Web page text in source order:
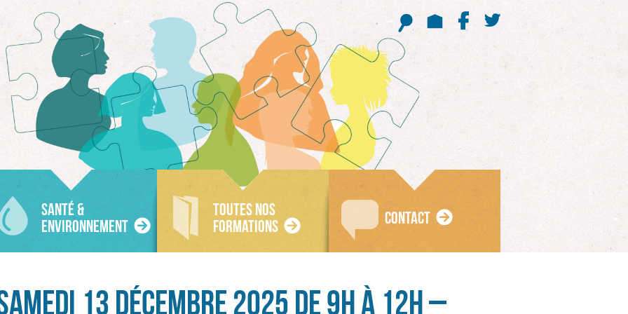
Recherche Twitter
SANTÉ &
ENVIRONNEMENT
TOUTES NOS
FORMATIONS
CONTACT
13 DÉCEMBRE 2025 DE 9H À 12H –